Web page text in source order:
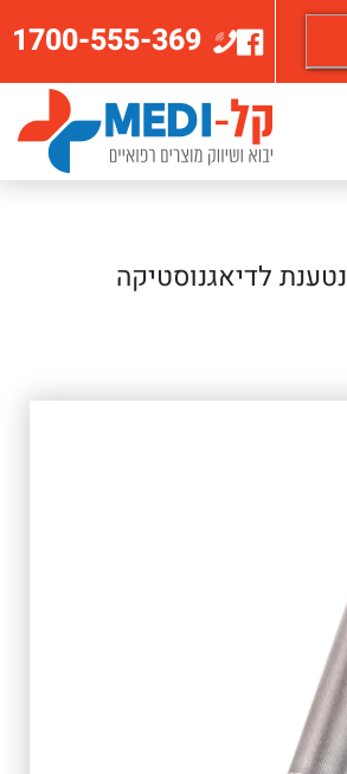
1700-555-369
> ידית אוטוסקופ ניקל קאדיום וילש אלין Welch Allyn נטענת לדיאגנוסטיקה